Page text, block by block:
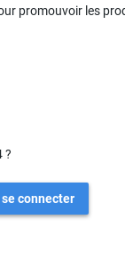
promouvoir les
?
se connecter